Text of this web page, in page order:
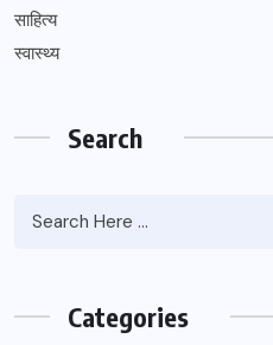
साहित्य
स्वास्थ्य
Search
Categories